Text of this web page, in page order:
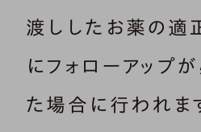
渡ししたお薬の適
にフォローアップ
た場合に行われま